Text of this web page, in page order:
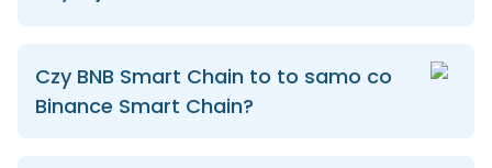
Czy BNB Smart Chain to to samo co
Binance Smart Chain?